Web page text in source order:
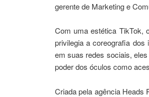
gerente de Marketing e
Com uma estética TikTok,
privilegia a coreografia
em suas redes sociais,
poder dos óculos como
Criada pela agência Heads